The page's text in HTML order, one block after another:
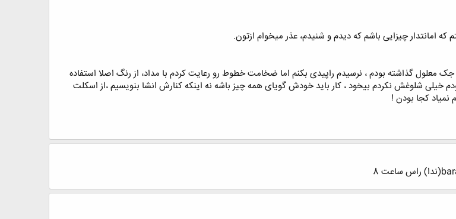
امانتدار چیزایی باشم که دیدم و شنیدم، عذر میخوام ازتون.
بود ، پله استقبال نذاشتم جک معلول گذاشته بودم ، نرسیدم راپیدی بکنم اما ضخامت خطوط رو رعایت کردم با مداد، از رنگ اصلا استفاده
خیلی شلوغش نکردم بیخود ، کار باید خودش گویای همه چیز باشه نه اینکه کنارش انشا بنویسیم ،از اسکلت
نمیاد کجا بودن !